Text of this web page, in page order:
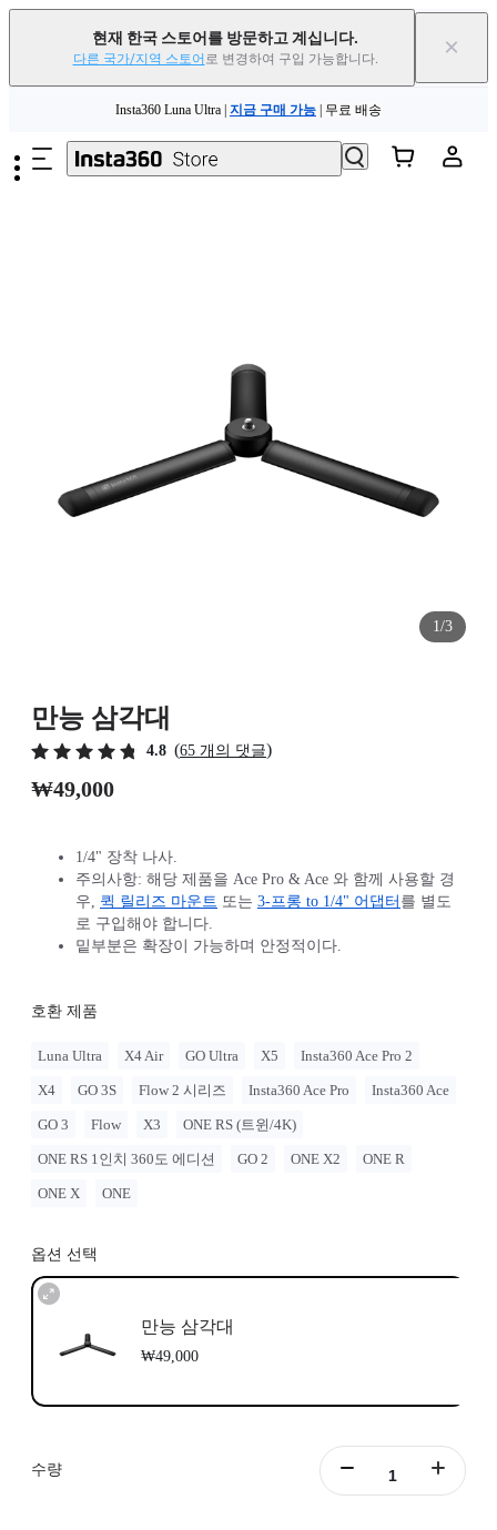
현재 한국 스토어를 방문하고 계십니다.
다른 국가/지역 스토어 로 변경하여 구입 가능합니다. ×
Insta360 Luna Ultra | 지금 구매 가능 | 무료 배송
Insta360 Luna Ultra | | 무료 배송
1/3
만능 삼각대
4.8 (65 개의 댓글)
₩49,000
1/4" 장착 나사.
주의사항: 해당 제품을 Ace Pro & Ace 와 함께 사용할 경
우, 퀵 릴리즈 마운트 또는 3-프롱 to 1/4" 어댑터 를 별도
로 구입해야 합니다.
밑부분은 확장이 가능하며 안정적이다.
호환 제품
Luna Ultra X4 Air GO Ultra X5 Insta360 Ace Pro 2
X4 GO 3S Flow 2 시리즈 Insta360 Ace Pro Insta360 Ace
GO 3 Flow X3 ONE RS (트윈/4K)
ONE RS 1인치 360도 에디션 GO 2 ONE X2 ONE R
ONE X ONE
옵션 선택
만능 삼각대
₩49,000
수량